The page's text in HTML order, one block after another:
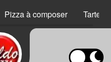
Pizza à composer Tartes